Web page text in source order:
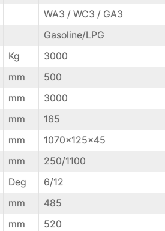
WA3 / WC3 / GA3
Gasoline/LPG
Kg 3000
mm 500
mm 3000
mm 165
mm 1070x125x45
mm 250/1100
Deg 6/12
mm 485
mm 520